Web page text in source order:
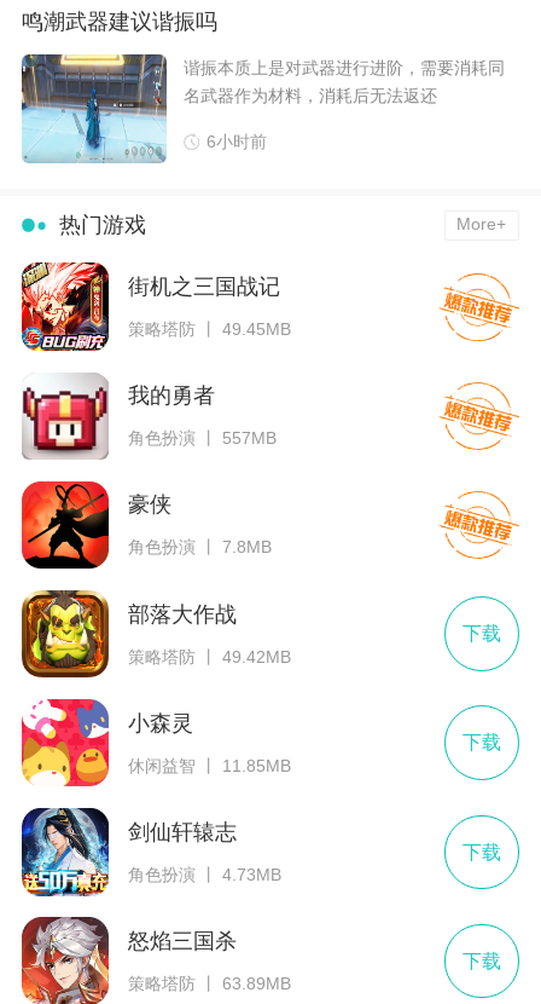
鸣潮武器建议谐振吗
​谐振本质上是对武器进行进阶，需要消耗同
名武器作为材料，消耗后无法返还
6小时前
热门游戏 More+
街机之三国战记
策略塔防 丨 49.45MB
我的勇者
角色扮演 丨 557MB
豪侠
角色扮演 丨 7.8MB
部落大作战
策略塔防 丨 49.42MB
下载
小森灵
休闲益智 丨 11.85MB
下载
剑仙轩辕志
角色扮演 丨 4.73MB
下载
怒焰三国杀
策略塔防 丨 63.89MB
下载